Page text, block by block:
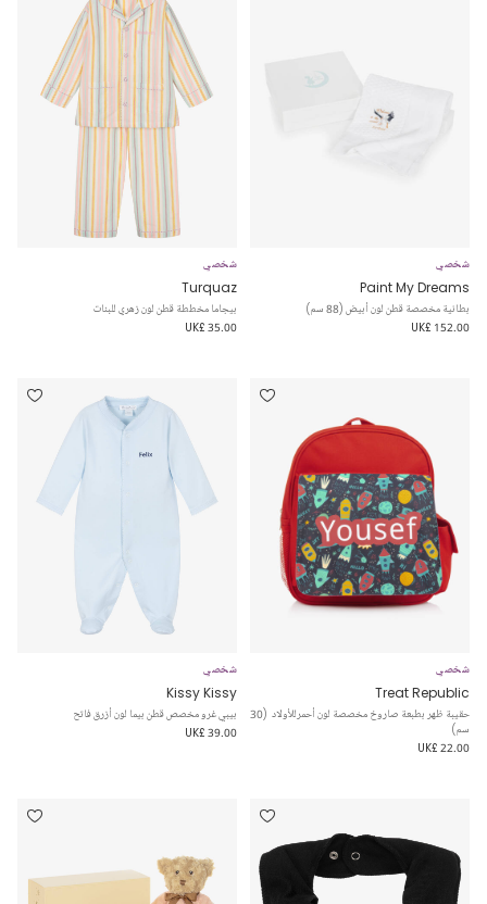
شخصي
Paint My Dreams
بطانية مخصصة قطن لون أبيض (88 سم)
UK£ 152.00
شخصي
Turquaz
بيجاما مخططة قطن لون زهري للبنات
UK£ 35.00
شخصي
Treat Republic
حقيبة ظهر بطبعة صاروخ مخصصة لون أحمرللأولاد (30
سم)
UK£ 22.00
شخصي
Kissy Kissy
بيبي غرو مخصص قطن بيما لون أزرق فاتح
UK£ 39.00